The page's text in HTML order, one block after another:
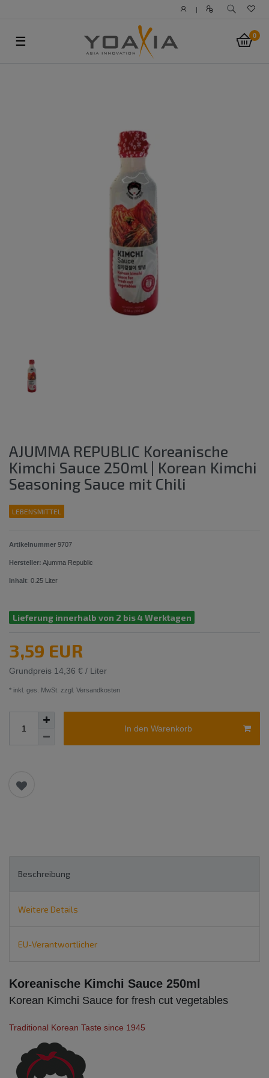
|
0
☰
AJUMMA REPUBLIC Koreanische
Kimchi Sauce 250ml | Korean Kimchi
Seasoning Sauce mit Chili
LEBENSMITTEL
Artikelnummer 9707
Hersteller: Ajumma Republic
Inhalt: 0.25 Liter
Lieferung innerhalb von 2 bis 4 Werktagen
3,59 EUR
Grundpreis 14,36 € / Liter
* inkl. ges. MwSt. zzgl. Versandkosten
In den Warenkorb
Beschreibung
Weitere Details
EU-Verantwortlicher
Koreanische Kimchi Sauce 250ml
Korean Kimchi Sauce for fresh cut vegetables
Traditional Korean Taste since 1945